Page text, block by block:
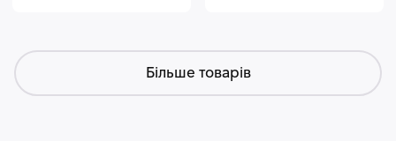
Більше товарів